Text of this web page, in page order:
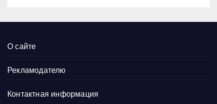
О сайте
Рекламодателю
Контактная информация